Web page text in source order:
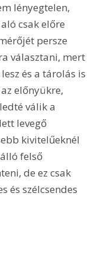
lényegtelen,
csak előre
persze
választani, mert
és a tárolás is
előnyükre,
válik a
levegő
kivitelűeknél
felső
de ez csak
és szélcsendes